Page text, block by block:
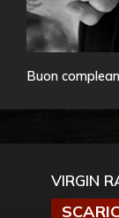
Buon
VIRGIN